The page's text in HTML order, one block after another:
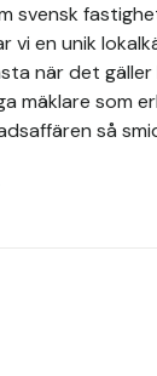
svensk
vi en unik
när det
mäklare som
så